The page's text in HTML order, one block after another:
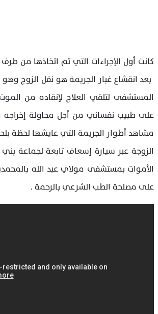
كانت أول الإجراءات التي تم اتخاذها من
بعد انقشاع غبار الجريمة هو نقل الزوج
المستشفى لتلقي العلاج لإنقاده من
على طبيب نفساني من أجل محاولة إخراجه
مشاهد أطوار الجريمة التي عايشها لحظة
الزوجة عبر سيارة إسعاف تابعة لجماعة
الأموات بمستشفى مولاي عبد الله
على مصلحة الطب الشرعي بالرحمة .